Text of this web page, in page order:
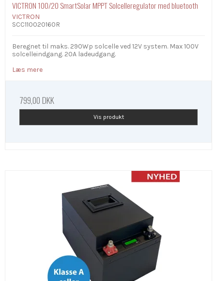
VICTRON 100/20 SmartSolar MPPT Solcelleregulator med bluetooth
VICTRON
SCC110020160R
Beregnet til maks. 290Wp solcelle ved 12V system. Max 100V
solcelleindgang. 20A ladeudgang.
Læs mere
799,00 DKK
Vis produkt